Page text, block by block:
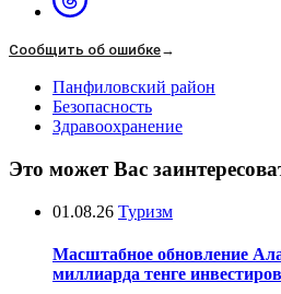
Сообщить об ошибке→
Панфиловский район
Безопасность
Здравоохранение
Это может Вас
01.08.26 Туризм
Масштабное обновление
миллиарда тенге